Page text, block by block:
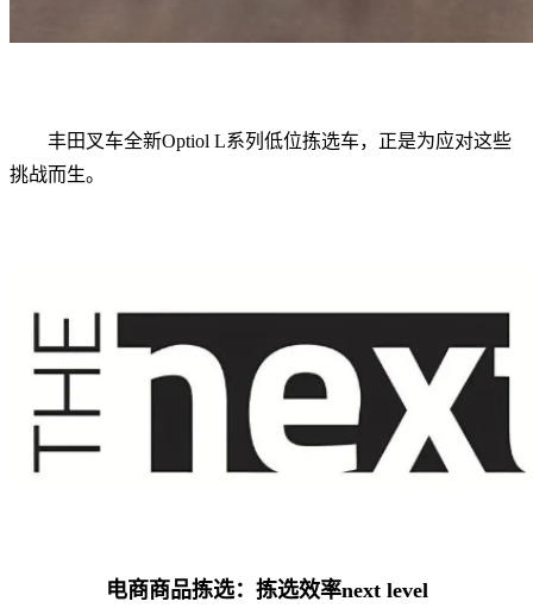
丰田叉车全新Optiol L系列低位拣选车，正是为应对这些
挑战而生。
电商商品拣选：拣选效率next level